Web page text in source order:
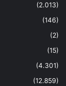
(2.013)
(146)
(2)
(15)
(4.301)
(12.859)